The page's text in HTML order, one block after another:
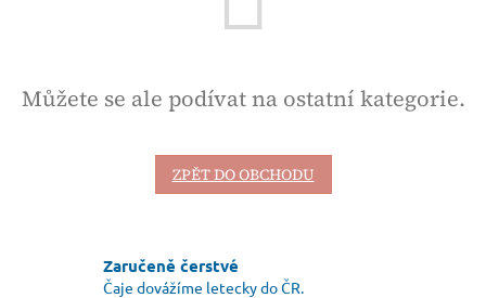
Můžete se ale podívat na ostatní kategorie.
ZPĚT DO OBCHODU
Zaručeně čerstvé
Čaje dovážíme letecky do ČR.